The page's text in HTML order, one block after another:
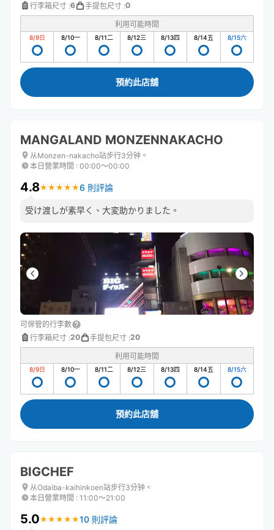
行李箱尺寸 :6 手提包尺寸 :0
利用可能時間
8/9日 8/10一 8/11二 8/12三 8/13四 8/14五 8/15六
預約此店舖
MANGALAND MONZENNAKACHO
从Monzen-nakacho站步行3分钟。
本日營業時間 : 00:00〜00:00
4.8★ ★ ★ ★ ★
★ ★ ★ ★ ★6 則評論
受け渡しが素早く、大変助かりました。
可保管的行李數
行李箱尺寸 :20 手提包尺寸 :20
利用可能時間
8/9日 8/10一 8/11二 8/12三 8/13四 8/14五 8/15六
預約此店舖
BIGCHEF
从Odaiba-kaihinkoen站步行3分钟。
本日營業時間 : 11:00〜21:00
5.0★ ★ ★ ★ ★
★ ★ ★ ★ ★10 則評論